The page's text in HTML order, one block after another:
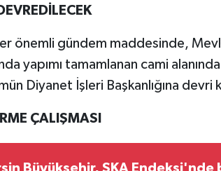
önemli gündem maddesinde,
yapımı tamamlanan cami
Diyanet İşleri Başkanlığına devri
ÇALIŞMASI
Büyükşehir, SKA Endeksi'nde